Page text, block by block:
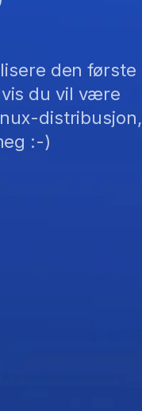
den første
du vil være
distribusjon,
:-)